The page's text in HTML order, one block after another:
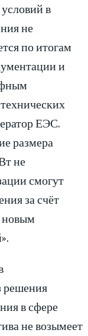
в
не
по итогам
и
ЕЭС.
размера
не
смогут
за счёт
новым
решения
в сфере
не возымеет